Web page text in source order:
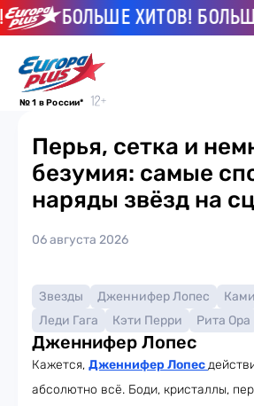
БОЛЬШЕ ХИТОВ!
№ 1 в России*
Перья, сетка и
безумия: самые
наряды звёзд на
06 августа 2026
Звезды Дженнифер Лопес
Леди Гага
Кэти Перри Рита Ора
Дженнифер Лопес
Кажется, Дженнифер Лопес
абсолютно всё. Боди, кристаллы,